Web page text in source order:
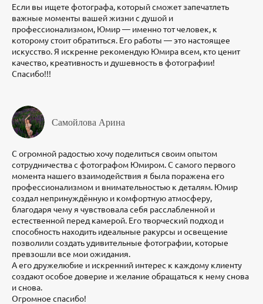
Если вы ищете фотографа, который сможет запечатлеть
важные моменты вашей жизни с душой и
профессионализмом, Юмир — именно тот человек, к
которому стоит обратиться. Его работы — это настоящее
искусство. Я искренне рекомендую Юмира всем, кто ценит
качество, креативность и душевность в фотографии!
Спасибо!!!
Самойлова Арина
С огромной радостью хочу поделиться своим опытом
сотрудничества с фотографом Юмиром. С самого первого
момента нашего взаимодействия я была поражена его
профессионализмом и внимательностью к деталям. Юмир
создал непринуждённую и комфортную атмосферу,
благодаря чему я чувствовала себя расслабленной и
естественной перед камерой. Его творческий подход и
способность находить идеальные ракурсы и освещение
позволили создать удивительные фотографии, которые
превзошли все мои ожидания.
А его дружелюбие и искренний интерес к каждому клиенту
создают особое доверие и желание обращаться к нему снова
и снова.
Огромное спасибо!